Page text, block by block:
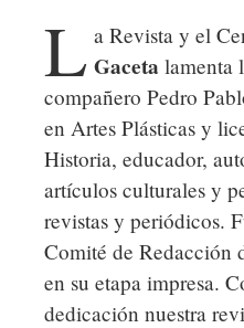
L a Revista y el
Gacetalamenta
compañero Pedro
en Artes Plásticas y
Historia, educador,
artículos culturales y
revistas y periódicos.
Comité de Redacción
en su etapa impresa.
dedicación nuestra